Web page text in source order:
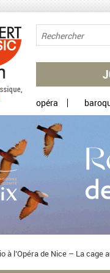
opéra
à l’Opéra de Nice – La